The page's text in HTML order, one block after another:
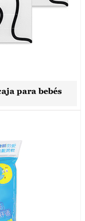
para bebés